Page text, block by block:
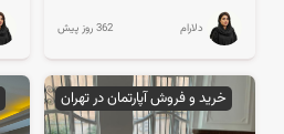
دلارام 362 روز پیش
خرید و فروش آپارتمان در تهران